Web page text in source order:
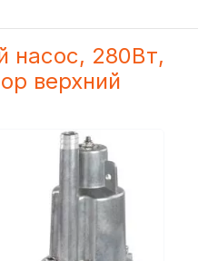
насос, 280Вт,
верхний